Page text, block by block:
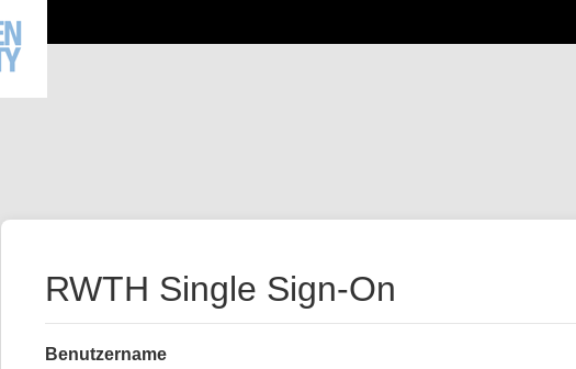
RWTH Single Sign-On
Benutzername